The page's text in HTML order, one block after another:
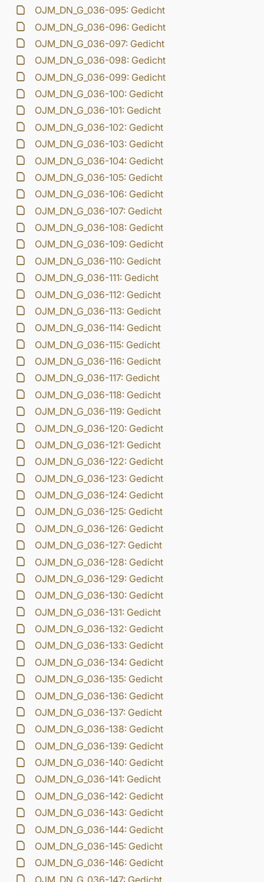
OJM_DN_G_036-095: Gedicht
OJM_DN_G_036-096: Gedicht
OJM_DN_G_036-097: Gedicht
OJM_DN_G_036-098: Gedicht
OJM_DN_G_036-099: Gedicht
OJM_DN_G_036-100: Gedicht
OJM_DN_G_036-101: Gedicht
OJM_DN_G_036-102: Gedicht
OJM_DN_G_036-103: Gedicht
OJM_DN_G_036-104: Gedicht
OJM_DN_G_036-105: Gedicht
OJM_DN_G_036-106: Gedicht
OJM_DN_G_036-107: Gedicht
OJM_DN_G_036-108: Gedicht
OJM_DN_G_036-109: Gedicht
OJM_DN_G_036-110: Gedicht
OJM_DN_G_036-111: Gedicht
OJM_DN_G_036-112: Gedicht
OJM_DN_G_036-113: Gedicht
OJM_DN_G_036-114: Gedicht
OJM_DN_G_036-115: Gedicht
OJM_DN_G_036-116: Gedicht
OJM_DN_G_036-117: Gedicht
OJM_DN_G_036-118: Gedicht
OJM_DN_G_036-119: Gedicht
OJM_DN_G_036-120: Gedicht
OJM_DN_G_036-121: Gedicht
OJM_DN_G_036-122: Gedicht
OJM_DN_G_036-123: Gedicht
OJM_DN_G_036-124: Gedicht
OJM_DN_G_036-125: Gedicht
OJM_DN_G_036-126: Gedicht
OJM_DN_G_036-127: Gedicht
OJM_DN_G_036-128: Gedicht
OJM_DN_G_036-129: Gedicht
OJM_DN_G_036-130: Gedicht
OJM_DN_G_036-131: Gedicht
OJM_DN_G_036-132: Gedicht
OJM_DN_G_036-133: Gedicht
OJM_DN_G_036-134: Gedicht
OJM_DN_G_036-135: Gedicht
OJM_DN_G_036-136: Gedicht
OJM_DN_G_036-137: Gedicht
OJM_DN_G_036-138: Gedicht
OJM_DN_G_036-139: Gedicht
OJM_DN_G_036-140: Gedicht
OJM_DN_G_036-141: Gedicht
OJM_DN_G_036-142: Gedicht
OJM_DN_G_036-143: Gedicht
OJM_DN_G_036-144: Gedicht
OJM_DN_G_036-145: Gedicht
OJM_DN_G_036-146: Gedicht
OJM_DN_G_036-147: Gedicht